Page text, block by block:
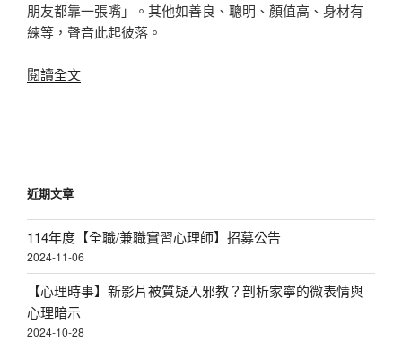
朋友都靠一張嘴」。其他如善良、聰明、顏值高、身材有
練等，聲音此起彼落。
閱讀全文〈脫
帥？
心
理
師
告
訴
近期文章
114年度【全職/兼職實習心理師】招募公告
2024-11-06
【心理時事】新影片被質疑入邪教？剖析家寧的微表情與
心理暗示
2024-10-28